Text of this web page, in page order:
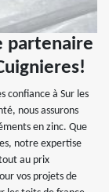
partenaire
confiance à Sur les
nous assurons
en zinc. Que
notre expertise
au prix
vos projets de